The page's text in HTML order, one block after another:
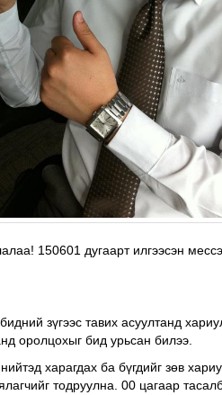
150601 дугаарт илгээсэн
зүгээс тавих асуултанд
оролцохыг бид урьсан билээ.
харагдах ба бүгдийг зөв
тодруулна. 00 цагаар